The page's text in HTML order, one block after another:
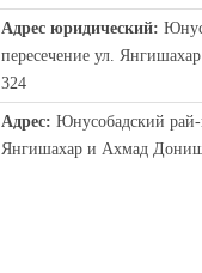
Адрес юридический:
пересечение ул.
324
Адрес: Юнусобадский
Янгишахар и Ахмад